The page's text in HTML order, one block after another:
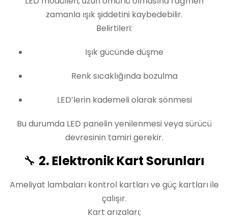
zamanla ışık şiddetini kaybedebilir.
Belirtileri:
Işık gücünde düşme
Renk sıcaklığında bozulma
LED’lerin kademeli olarak sönmesi
Bu durumda LED panelin yenilenmesi veya sürücü
devresinin tamiri gerekir.
🔧 2. Elektronik Kart Sorunları
Ameliyat lambaları kontrol kartları ve güç kartları ile
çalışır.
Kart arızaları;